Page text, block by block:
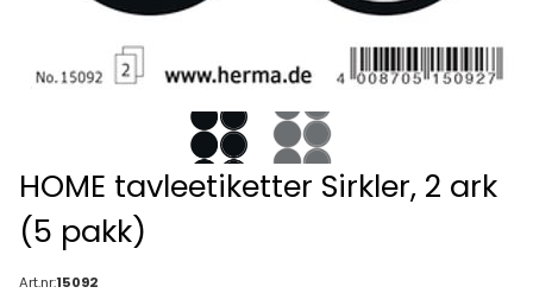
HOME tavleetiketter Sirkler, 2 ark
(5 pakk)
Art.nr:15092